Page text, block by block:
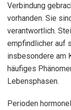
Verbindung
vorhanden. Sie
verantwortlich.
empfindlicher auf
insbesondere am
häufiges
Lebensphasen.
Perioden